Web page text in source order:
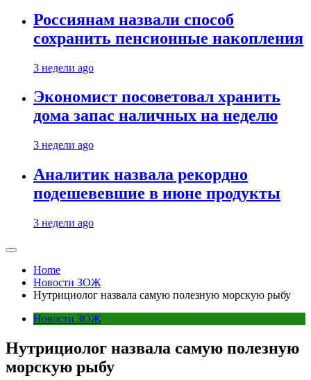
Россиянам назвали способ
сохранить пенсионные накопления
3 недели ago
Экономист посоветовал хранить
дома запас наличных на неделю
3 недели ago
Аналитик назвала рекордно
подешевевшие в июне продукты
3 недели ago
Home
Новости ЗОЖ
Нутрициолог назвала самую полезную морскую рыбу
Новости ЗОЖ
Нутрициолог назвала самую полезную
морскую рыбу